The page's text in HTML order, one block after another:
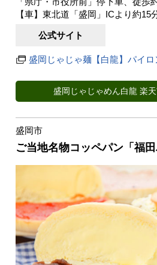
【車】東北道「盛岡」ICより約15
公式サイト
盛岡じゃじゃ麺【白龍】パイロ
盛岡じゃじゃめん白龍 楽
盛岡市
ご当地名物コッペパン「福田